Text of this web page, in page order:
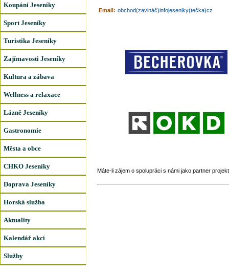
Koupání Jeseníky
Sport Jeseníky
Turistika Jeseníky
Zajímavosti Jeseníky
Kultura a zábava
Wellness a relaxace
Lázně Jeseníky
Gastronomie
Města a obce
CHKO Jeseníky
Doprava Jeseníky
Horská služba
Aktuality
Kalendář akcí
Služby
Email: obchod(zavináč)infojeseniky(tečka)cz
Máte-li zájem o spolupráci s námi jako partner